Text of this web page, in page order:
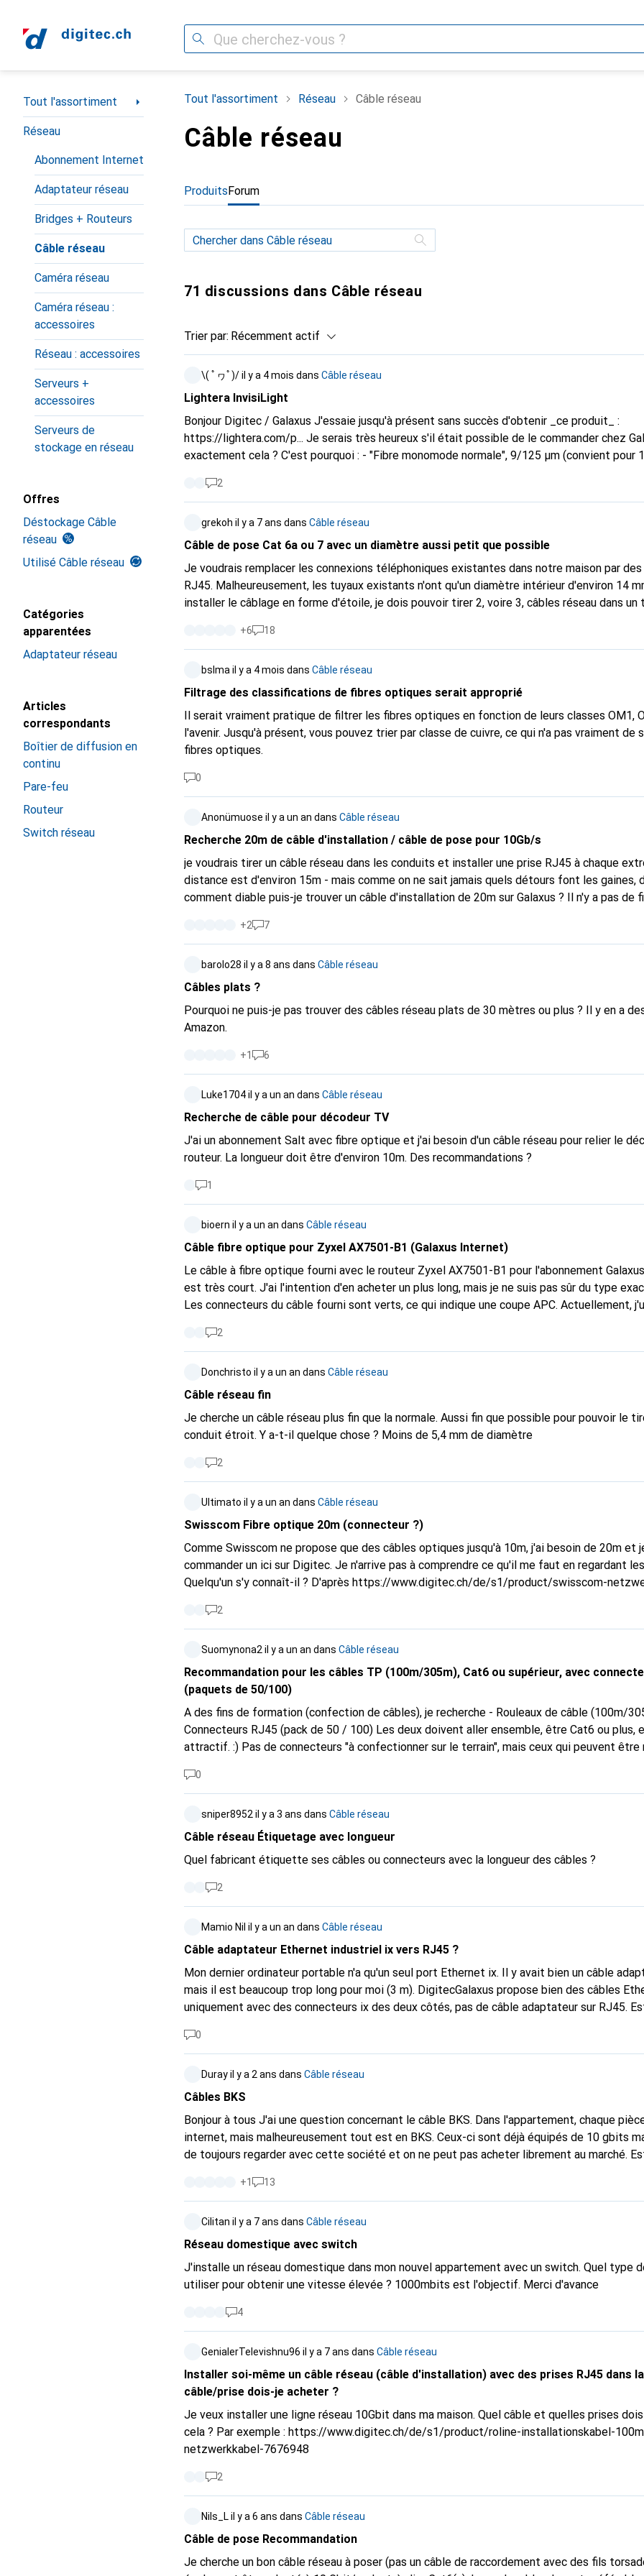
Recherche
Navigation par catégorie
Tout l'assortiment
Réseau
Abonnement Internet
Adaptateur réseau
Bridges + Routeurs
Câble réseau
Caméra réseau
Caméra réseau :
accessoires
Réseau : accessoires
Serveurs +
accessoires
Serveurs de
stockage en réseau
Offres
Déstockage Câble
réseau
Utilisé Câble réseau
Catégories
apparentées
Adaptateur réseau
Articles
correspondants
Boîtier de diffusion en
continu
Pare-feu
Routeur
Switch réseau
Tout l'assortiment Réseau Câble réseau
Câble réseau
ProduitsForum
71 discussions dans Câble réseau
Trier par: Récemment actif
\( ﾟヮﾟ)/il y a 4 mois dans Câble réseau
Lightera InvisiLight
Bonjour Digitec / Galaxus J'essaie jusqu'à présent sans succès d'obtenir _ce produit_ :
https://lightera.com/p... Je serais très heureux s'il était possible de le commander chez Galaxus.
exactement cela ? C'est pourquoi : - "Fibre monomode normale", 9/125 µm (convient pour
courbure : 5mm (selon G.657.B3 ; le fabricant promet un rayon de courbure encore plus
coller le long du mur/plafond avec de la colle soluble à l'eau (pas de colle chaude). - Peut être
il être ajouté à l'assortiment ? Avec Adhesive et Dispensing Tool, ... (voir :
https://datasheet.lightera.com/versao_et_...
) Vu pour la première fois sur
un pont sans fil WLAN avec 2x Ruckus R770 ... et je n'en suis pas très satisfait. C'est très
mes VLAN, mais la latence augmente et la bande passante ... Je ne peux pas vraiment
l'implémentation de MLO se fait toujours attendre et le tout consomme beaucoup
spectre radio des voisins de manière quasi permanente s'il y a une sauvegarde. Solution : le
arrivent également sur le marché en ce moment : Dans c't 2026.07 (Internet fibre optique :
adhésive) thème plus large - ont été présentés le "FTTR" auto-adhésif propriétaire de
composants actifs de Huawei - également déjà dans l'assortiment Galaxus, iFTTR F50
suis pas intéressé) et une variante plus générique avec des fibres de 0,9mm et un pistolet
suis légèrement intéressé). Voir :https://ct.de/y1fq
2
grekoh il y a 7 ans dans Câble réseau
Câble de pose Cat 6a ou 7 avec un diamètre aussi petit que possible
Je voudrais remplacer les connexions téléphoniques existantes dans notre maison par
RJ45. Malheureusement, les tuyaux existants n'ont qu'un diamètre intérieur d'environ 14
installer le câblage en forme d'étoile, je dois pouvoir tirer 2, voire 3, câbles réseau dans un
d'un diamètre maximal de 6 mm ? Chez digitec, cette indication manque dans la
Merci beaucoup !
+6 18
bslma il y a 4 mois dans Câble réseau
Filtrage des classifications de fibres optiques serait approprié
Il serait vraiment pratique de filtrer les fibres optiques en fonction de leurs classes OM1,
l'avenir. Jusqu'à présent, vous pouvez trier par classe de cuivre, ce qui n'a pas vraiment de
fibres optiques.
0
Anonümuose il y a un an dans Câble réseau
Recherche 20m de câble d'installation / câble de pose pour 10Gb/s
je voudrais tirer un câble réseau dans les conduits et installer une prise RJ45 à chaque
distance est d'environ 15m - mais comme on ne sait jamais quels détours font les gaines,
comment diable puis-je trouver un câble d'installation de 20m sur Galaxus ? Il n'y a pas de
non @andreas, qui ne cesse de mettre en lien le câble Dättwyler de 305m, je ne veux quand
acheter un câble d'installation de 305m. Je lis partout que la Cat.7 n'apporte aucun avantage pour
l'utilisation à domicile, si ce n'est un porte-monnaie plus étroit - est-ce vrai pour mon cas ? TLDR ; - Qui peut
+2 7
barolo28 il y a 8 ans dans Câble réseau
Câbles plats ?
Pourquoi ne puis-je pas trouver des câbles réseau plats de 30 mètres ou plus ? Il y en a
Amazon.
+1 6
Luke1704il y a un an dans Câble réseau
Recherche de câble pour décodeur TV
J'ai un abonnement Salt avec fibre optique et j'ai besoin d'un câble réseau pour relier le
routeur. La longueur doit être d'environ 10m. Des recommandations ?
1
bioern il y a un an dans Câble réseau
Câble fibre optique pour Zyxel AX7501-B1 (Galaxus Internet)
Le câble à fibre optique fourni avec le routeur Zyxel AX7501-B1 pour l'abonnement
est très court. J'ai l'intention d'en acheter un plus long, mais je ne suis pas sûr du type
Les connecteurs du câble fourni sont verts, ce qui indique une coupe APC. Actuellement,
2
Donchristo il y a un an dans Câble réseau
Câble réseau fin
Je cherche un câble réseau plus fin que la normale. Aussi fin que possible pour pouvoir le
conduit étroit. Y a-t-il quelque chose ? Moins de 5,4 mm de diamètre
2
Ultimato il y a un an dans Câble réseau
Swisscom Fibre optique 20m (connecteur ?)
Comme Swisscom ne propose que des câbles optiques jusqu'à 10m, j'ai besoin de 20m et
commander un ici sur Digitec. Je n'arrive pas à comprendre ce qu'il me faut en regardant
Quelqu'un s'y connaît-il ? D'après https://www.digitec.ch/de/s1/product/swisscom-
"étrange". LC/APC-SC/APC ou LC/APC-SC/UPC ressemblent plus à celui que j'ai reçu de
question est de savoir s'ils fonctionneraient malgré la différence d'appellation... Les
de Swisscom n'ont pas été en mesure de m'aider, je suis donc désespérément dépendant
collective de cette communauté.
2
Suomynona2 il y a un an dans Câble réseau
Recommandation pour les câbles TP (100m/305m), Cat6 ou supérieur, avec
(paquets de 50/100)
A des fins de formation (confection de câbles), je recherche - Rouleaux de câble (100m/305m) -
Connecteurs RJ45 (pack de 50 / 100) Les deux doivent aller ensemble, être Cat6 ou plus, et avoir un prix
attractif. :) Pas de connecteurs "à confectionner sur le terrain", mais ceux qui peuvent être
0
sniper8952 il y a 3 ans dans Câble réseau
Câble réseau Étiquetage avec longueur
Quel fabricant étiquette ses câbles ou connecteurs avec la longueur des câbles ?
2
Mamio Nil il y a un an dans Câble réseau
Câble adaptateur Ethernet industriel ix vers RJ45 ?
Mon dernier ordinateur portable n'a qu'un seul port Ethernet ix. Il y avait bien un câble
mais il est beaucoup trop long pour moi (3 m). DigitecGalaxus propose bien des câbles
uniquement avec des connecteurs ix des deux côtés, pas de câble adaptateur sur RJ45.
search=false&showProducts=1&q=:code-
0
Durayil y a 2 ans dans Câble réseau
Câbles BKS
Bonjour à tous J'ai une question concernant le câble BKS. Dans l'appartement, chaque pièce a une connexion
internet, mais malheureusement tout est en BKS. Ceux-ci sont déjà équipés de 10 gbits
de toujours regarder avec cette société et on ne peut pas acheter librement au marché.
d'avance Salutations Duri
+1 13
Cilitan il y a 7 ans dans Câble réseau
Réseau domestique avec switch
J'installe un réseau domestique dans mon nouvel appartement avec un switch. Quel type
utiliser pour obtenir une vitesse élevée ? 1000mbits est l'objectif. Merci d'avance
4
GenialerTelevishnu96 il y a 7 ans dans Câble réseau
Installer soi-même un câble réseau (câble d'installation) avec des prises RJ45 dans
câble/prise dois-je acheter ?
Je veux installer une ligne réseau 10Gbit dans ma maison. Quel câble et quelles prises
cela ? Par exemple : https://www.digitec.ch/de/s1/product/roline-installationskabel-
netzwerkkabel-7676948
2
Nils_Lil y a 6 ans dans Câble réseau
Câble de pose Recommandation
Je cherche un bon câble réseau à poser (pas un câble de raccordement avec des fils